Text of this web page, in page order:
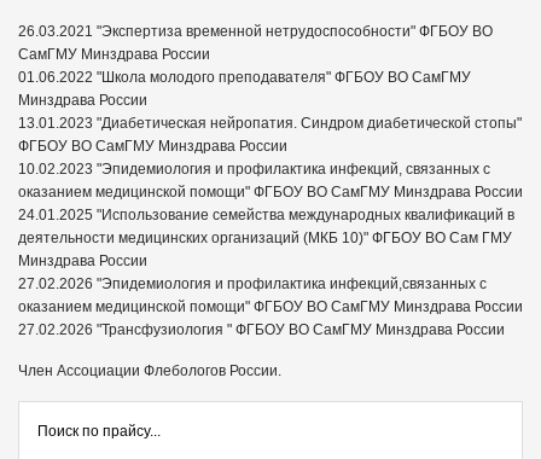
26.03.2021 "Экспертиза временной нетрудоспособности" ФГБОУ ВО
СамГМУ Минздрава России
01.06.2022 "Школа молодого преподавателя" ФГБОУ ВО СамГМУ
Минздрава России
13.01.2023 "Диабетическая нейропатия. Синдром диабетической стопы"
ФГБОУ ВО СамГМУ Минздрава России
10.02.2023 "Эпидемиология и профилактика инфекций, связанных с
оказанием медицинской помощи" ФГБОУ ВО СамГМУ Минздрава России
24.01.2025 "Использование семейства международных квалификаций в
деятельности медицинских организаций (МКБ 10)" ФГБОУ ВО Сам ГМУ
Минздрава России
27.02.2026 "Эпидемиология и профилактика инфекций,связанных с
оказанием медицинской помощи" ФГБОУ ВО СамГМУ Минздрава России
27.02.2026 "Трансфузиология " ФГБОУ ВО СамГМУ Минздрава России
Член Ассоциации Флебологов России.